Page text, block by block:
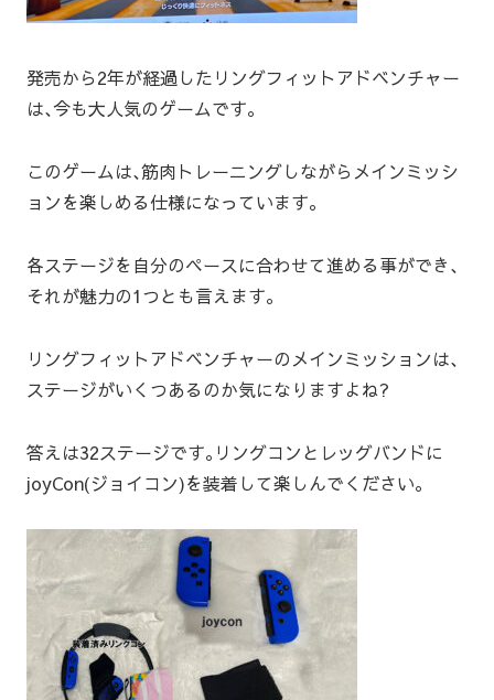
発売から2年が経過したリングフィットアドベンチャー
は､今も大人気のゲームです｡
このゲームは､筋肉トレーニングしながらメインミッシ
ョンを楽しめる仕様になっています｡
各ステージを自分のペースに合わせて進める事ができ､
それが魅力の1つとも言えます｡
リングフィットアドベンチャーのメインミッションは､
ステージがいくつあるのか気になりますよね?
答えは32ステージです｡リングコンとレッグバンドに
joyCon(ジョイコン)を装着して楽しんでください｡